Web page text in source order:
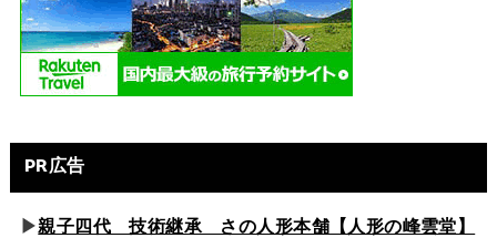
PR広告
▶親子四代 技術継承 さの人形本舗【人形の峰雲堂】